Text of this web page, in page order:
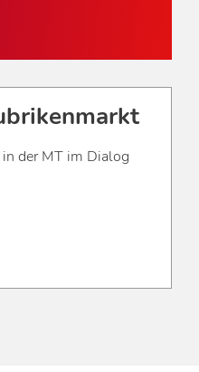
der MT im Dialog